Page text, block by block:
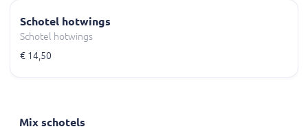
Schotel hotwings
Schotel hotwings
€ 14,50
Mix schotels